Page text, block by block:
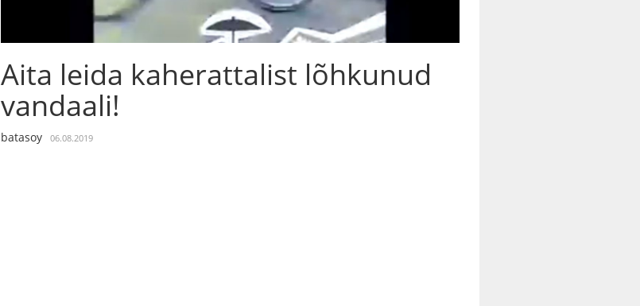
Aita leida kaherattalist lõhkunud
vandaali!
batasoy 06.08.2019